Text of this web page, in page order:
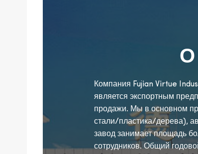
О
Компания Fujian Virtue
является экспортным
продажи. Мы в основном
стали/пластика/дерева),
завод занимает площадь
сотрудников. Общий